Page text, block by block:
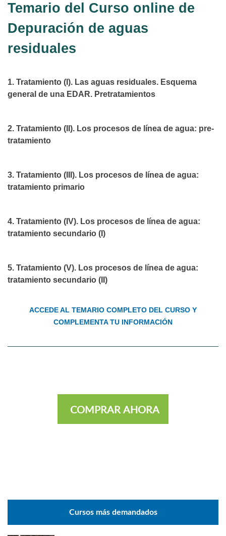
Temario del Curso online de
Depuración de aguas
residuales
1. Tratamiento (I). Las aguas residuales. Esquema
general de una EDAR. Pretratamientos
2. Tratamiento (II). Los procesos de línea de agua: pre-
tratamiento
3. Tratamiento (III). Los procesos de línea de agua:
tratamiento primario
4. Tratamiento (IV). Los procesos de línea de agua:
tratamiento secundario (I)
5. Tratamiento (V). Los procesos de línea de agua:
tratamiento secundario (II)
ACCEDE AL TEMARIO COMPLETO DEL CURSO Y
COMPLEMENTA TU INFORMACIÓN
COMPRAR AHORA
Cursos más demandados